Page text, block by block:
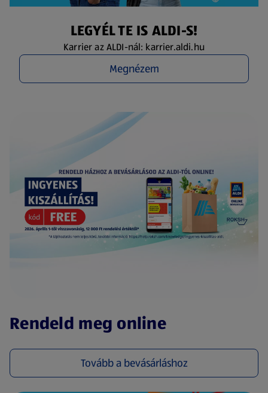
LEGYÉL TE IS ALDI-S!
Karrier az ALDI-nál: karrier.aldi.hu
Megnézem
Rendeld meg online
Tovább a bevásárláshoz
(új oldalon nyílik meg)